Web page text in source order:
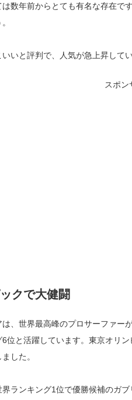
は数年前からとても有名な存在で
いいと評判で、人気が急上昇して
スポン
クで大健闘
、世界最高峰のプロサーファー
位と活躍しています。東京オリ
した。
ランキング1位で優勝候補のガ